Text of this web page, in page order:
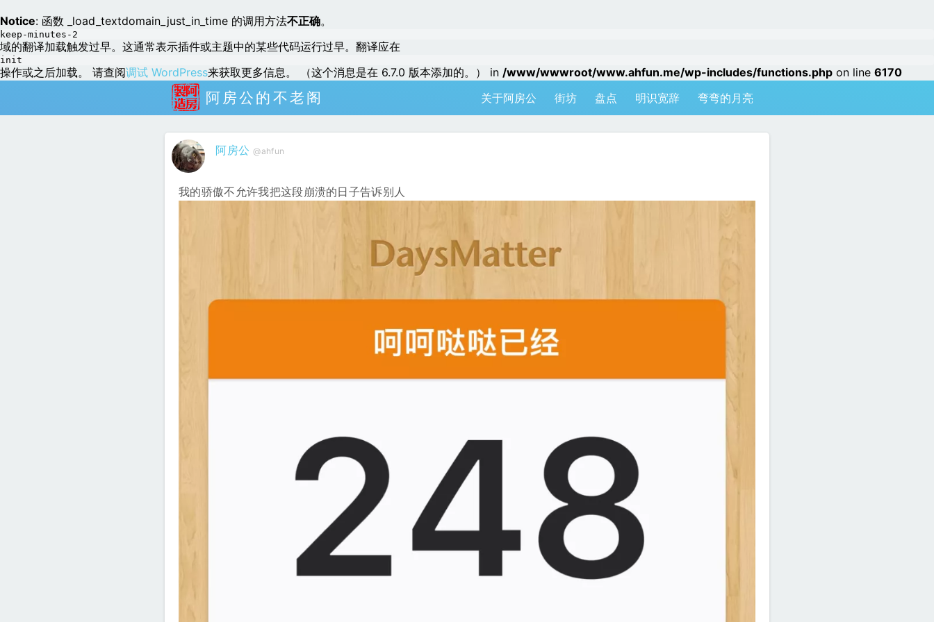
Notice: 函数 _load_textdomain_just_in_time 的调用方法不正确。
keep-minutes-2
域的翻译加载触发过早。这通常表示插件或主题中的某些代码运行过早。翻译应在
init
操作或之后加载。 请查阅调试 WordPress来获取更多信息。 （这个消息是在 6.7.0 版本添加的。） in /www/wwwroot/www.ahfun.me/wp-includes/functions.php on line 6170
阿房公的不老阁 关于阿房公 街坊 盘点 明识宽辞 弯弯的月亮
阿房公 @ahfun
我的骄傲不允许我把这段崩溃的日子告诉别人